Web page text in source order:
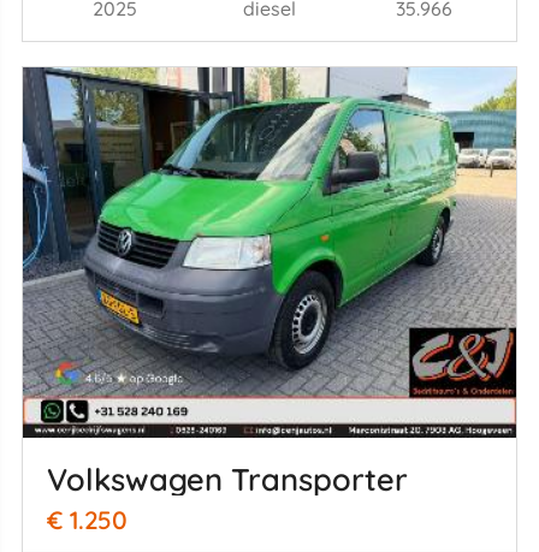
2025 diesel 35.966
Volkswagen Transporter
€ 1.250